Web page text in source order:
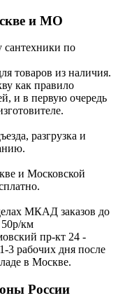
и МО
сантехники по
товаров из наличия.
как правило
и в первую очередь
разгрузка и
и Московской
МКАД заказов до
км
пр-кт 24 -
3 рабочих дня после
в Москве.
России